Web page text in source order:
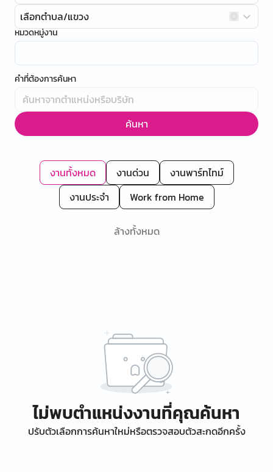
เลือกตำบล/แขวง
หมวดหมู่งาน
คำที่ต้องการค้นหา
ค้นหา
งานทั้งหมด งานด่วน
งานพาร์ทไทม์
งานประจำ
Work from Home
ล้างทั้งหมด
ไม่พบตำแหน่งงานที่คุณค้นหา
ปรับตัวเลือกการค้นหาใหม่หรือตรวจสอบตัวสะกดอีกครั้ง